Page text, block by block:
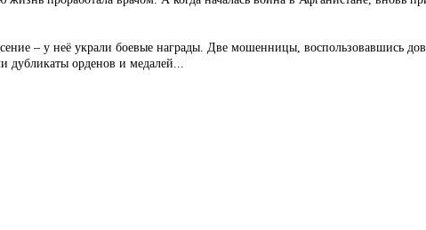
– у неё украли боевые награды. Две мошенницы, воспользовавшись
дубликаты орденов и медалей...